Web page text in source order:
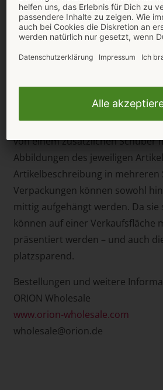
und untenrum fast nichts. 90%
Elasthan, Polyurethan-
Die sexy Hingucker von Cottelli
werden sie in Verpackungen aus
Kartonage, die auch als
genutzt werden kann. Die
von einem zusätzlichen Schuber
Abbildungen des jeweiligen
Artikelbeschreibung in mehreren
Verpackungen können sowohl
mittig aufgehängt werden. Da
können auf einer Verkaufsfläche
präsentiert werden – und auch
platzsparend.
Bestellungen und weitere
ORION Wholesale
www.orion-wholesale.com
wholesale@orion.de